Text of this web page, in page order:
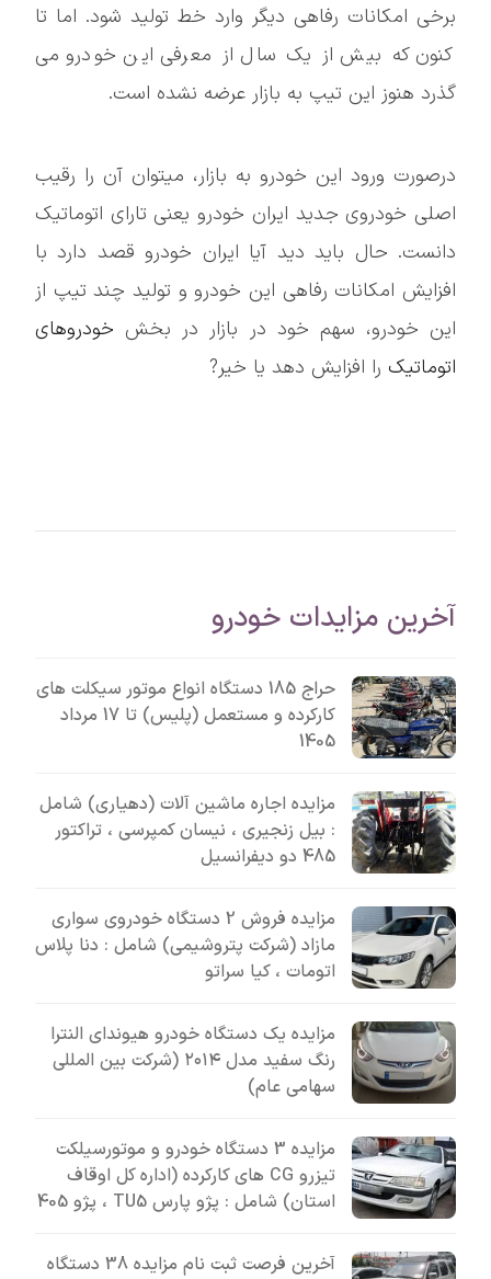
برخی امکانات رفاهی دیگر وارد خط تولید شود. اما تا
کنون که بیش از یک سال از معرفی این خودرو می
گذرد هنوز این تیپ به بازار عرضه نشده است.
درصورت ورود این خودرو به بازار، میتوان آن را رقیب
اصلی خودروی جدید ایران خودرو یعنی تارای اتوماتیک
دانست. حال باید دید آیا ایران خودرو قصد دارد با
افزایش امکانات رفاهی این خودرو و تولید چند تیپ از
این خودرو، سهم خود در بازار در بخش خودروهای
اتوماتیک را افزایش دهد یا خیر?
آخرین مزایدات خودرو
حراج 185 دستگاه انواع موتور سیکلت های
کارکرده و مستعمل (پلیس) تا 17 مرداد
1405
مزایده اجاره ماشین آلات (دهیاری) شامل
: بیل زنجیری ، نیسان کمپرسی ، تراکتور
485 دو دیفرانسیل
مزایده فروش 2 دستگاه خودروی سواری
مازاد (شرکت پتروشیمی) شامل : دنا پلاس
اتومات ، کیا سراتو
مزایده یک دستگاه خودرو هیوندای النترا
رنگ سفید مدل ۲۰۱۴ (شرکت بین المللی
سهامی عام)
مزایده 3 دستگاه خودرو و موتورسیلکت
تیزرو CG های کارکرده (اداره کل اوقاف
استان) شامل : پژو پارس TU5 ، پژو 405
آخرین فرصت ثبت نام مزایده 38 دستگاه